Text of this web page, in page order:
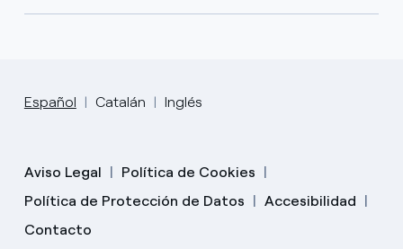
Español Catalán Inglés
Aviso Legal
Política de Cookies
Política de Protección de Datos
Accesibilidad
Contacto